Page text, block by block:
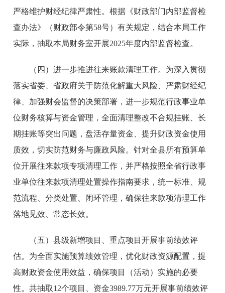
严格维护财经纪律严肃性。根据《财政部门内部监督检
查办法》（财政部令第58号）有关规定，结合本局工作
实际，抽取本局财务室开展2025年度内部监督检查。
（四）进一步推进往来账款清理工作。 为深入贯彻
落实省委、省政府关于防范化解重大风险、严肃财经纪
律、加强财会监督的决策部署，进一步规范行政事业单
位财务核算与资金管理，全面清理整改不合规挂账、长
期挂账等突出问题，盘活存量资金、提升财政资金使用
质效，切实防范财务与廉政风险。针对全县所有预算单
位开展往来款项专项清理工作，并严格按照全省行政事
业单位往来款项清理处置操作指南要求，统一标准、规
范流程、分类处置、闭环管理，确保往来款项清理工作
落地见效、常态长效。
（五）县级新增项目、重点项目开展事前绩效评
估。 为全面实施预算绩效管理，优化财政资源配置，提
高财政资金使用效益，确保项目（活动）实施的必要
性。共抽取12个项目、资金3989.77万元开展事前绩效评